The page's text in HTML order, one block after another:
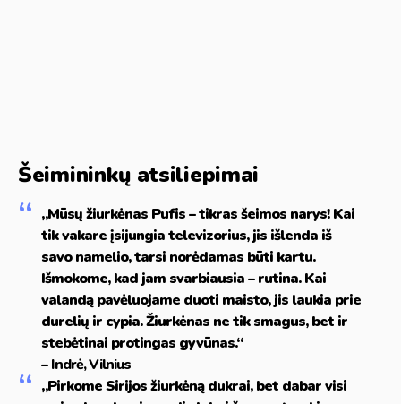
Šeimininkų atsiliepimai
„Mūsų žiurkėnas Pufis – tikras šeimos narys! Kai
tik vakare įsijungia televizorius, jis išlenda iš
savo namelio, tarsi norėdamas būti kartu.
Išmokome, kad jam svarbiausia – rutina. Kai
valandą pavėluojame duoti maisto, jis laukia prie
durelių ir cypia. Žiurkėnas ne tik smagus, bet ir
stebėtinai protingas gyvūnas.“
–Indrė, Vilnius
„Pirkome Sirijos žiurkėną dukrai, bet dabar visi